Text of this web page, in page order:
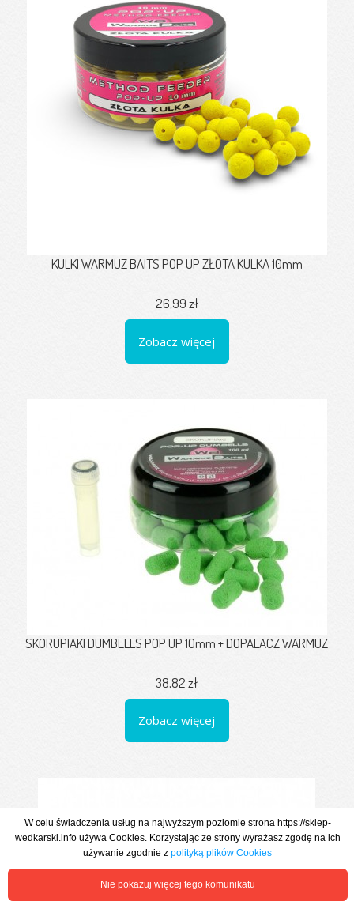
KULKI WARMUZ BAITS POP UP ZŁOTA KULKA 10mm
26,99 zł
Zobacz więcej
SKORUPIAKI DUMBELLS POP UP 10mm + DOPALACZ WARMUZ
38,82 zł
Zobacz więcej
W celu świadczenia usług na najwyższym poziomie strona https://sklep-
wedkarski.info używa Cookies. Korzystając ze strony wyrażasz zgodę na ich
używanie zgodnie zpolityką plików Cookies
Nie pokazuj więcej tego komunikatu